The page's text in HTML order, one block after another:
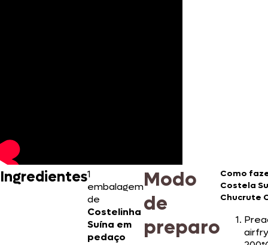
Ingredientes1
embalagem
de
Costelinha
Suína em
pedaço
Modo
de
preparo
Como
Costela
Chucrute